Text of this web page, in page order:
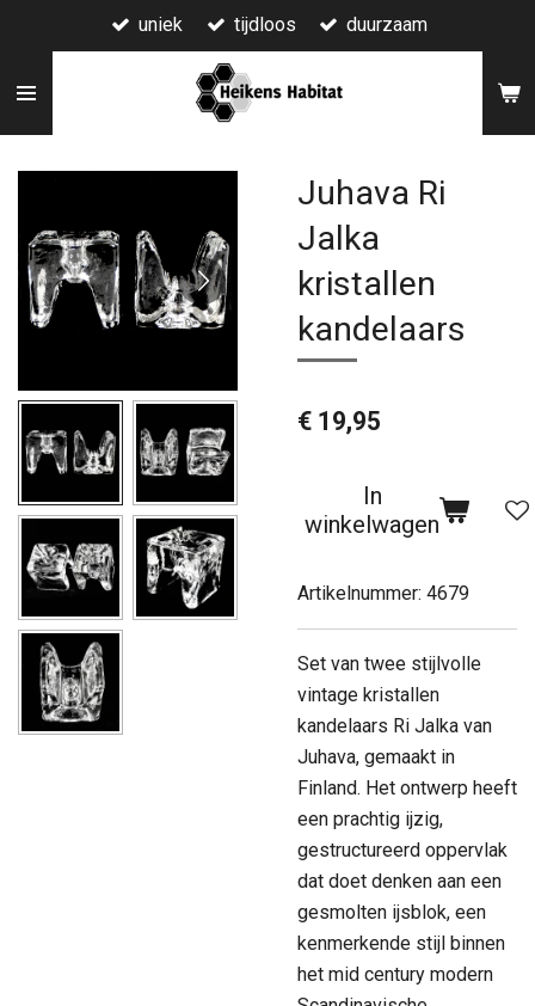
direct
naar
uniek tijdloos duurzaam
Juhava Ri
Jalka
kristallen
kandelaars
€ 19,95
In
winkelwagen
Artikelnummer: 4679
Set van twee stijlvolle
vintage kristallen
kandelaars Ri Jalka van
Juhava, gemaakt in
Finland. Het ontwerp heeft
een prachtig ijzig,
gestructureerd oppervlak
dat doet denken aan een
gesmolten ijsblok, een
kenmerkende stijl binnen
het mid century modern